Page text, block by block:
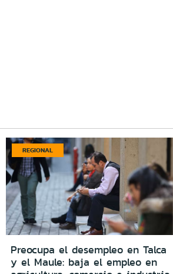
REGIONAL
Preocupa el desempleo en Talca
y el Maule: baja el empleo en